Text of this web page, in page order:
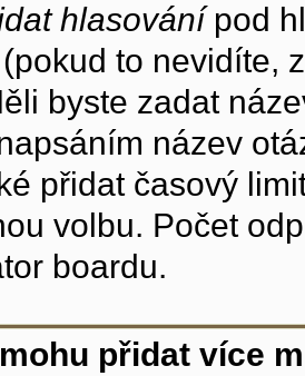
hlasovánípod
to nevidíte,
byste zadat
název
přidat časový
volbu. Počet
boardu.
přidat více